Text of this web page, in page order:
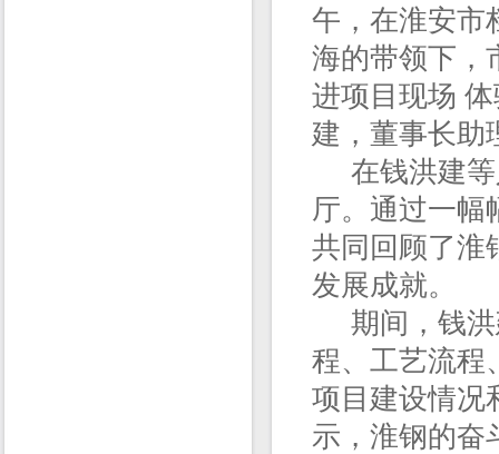
午，在淮安市
海的带领下，
进项目现场
建，董事长助
在钱洪建等
厅。通过一
共同回顾了淮
发展成就。
期间，钱洪
程、工艺流程
项目建设情况
示，淮钢的奋